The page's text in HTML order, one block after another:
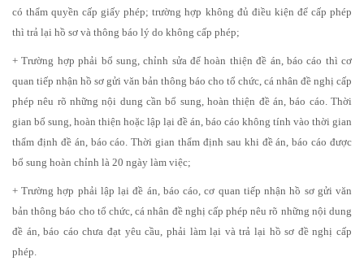
có thẩm quyền cấp giấy phép; trường hợp không đủ điều kiện để cấp phép
thì trả lại hồ sơ và thông báo lý do không cấp phép;
+ Trường hợp phải bổ sung, chỉnh sửa để hoàn thiện đề án, báo cáo thì cơ
quan tiếp nhận hồ sơ gửi văn bản thông báo cho tổ chức, cá nhân đề nghị cấp
phép nêu rõ những nội dung cần bổ sung, hoàn thiện đề án, báo cáo. Thời
gian bổ sung, hoàn thiện hoặc lập lại đề án, báo cáo không tính vào thời gian
thẩm định đề án, báo cáo. Thời gian thẩm định sau khi đề án, báo cáo được
bổ sung hoàn chỉnh là 20 ngày làm việc;
+ Trường hợp phải lập lại đề án, báo cáo, cơ quan tiếp nhận hồ sơ gửi văn
bản thông báo cho tổ chức, cá nhân đề nghị cấp phép nêu rõ những nội dung
đề án, báo cáo chưa đạt yêu cầu, phải làm lại và trả lại hồ sơ đề nghị cấp
phép.